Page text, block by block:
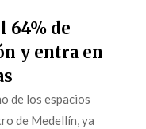
64% de
y entra en
de los espacios
de Medellín, ya